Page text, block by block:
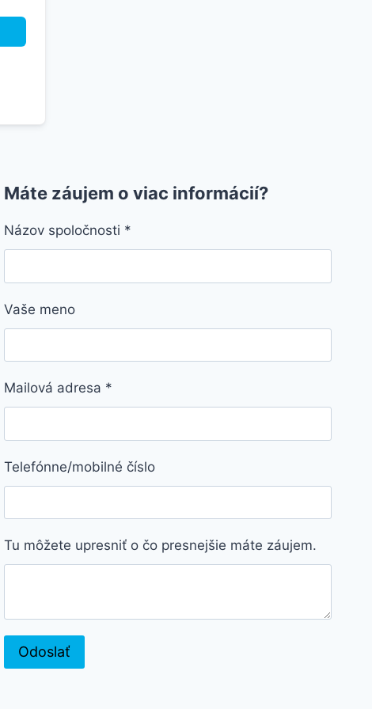
Máte záujem o viac informácií?
Názov spoločnosti *
Vaše meno
Mailová adresa *
Telefónne/mobilné číslo
Tu môžete upresniť o čo presnejšie máte záujem.
Odoslať